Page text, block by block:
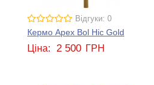
Відгуки: 0
Кермо Apex Bol Hic Gold
Ціна: 2 500 ГРН